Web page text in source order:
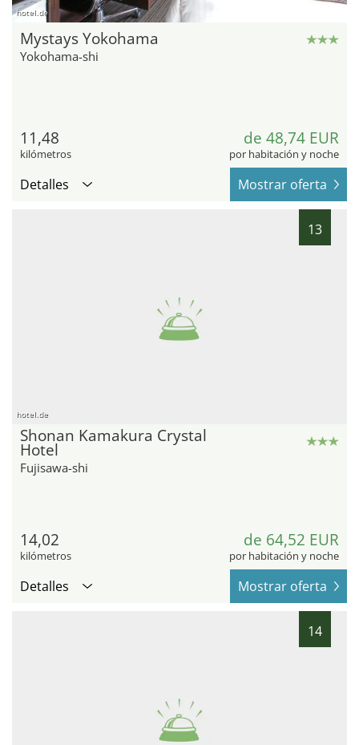
hotel.de
Mystays Yokohama
Yokohama-shi
11,48
kilómetros
de 48,74 EUR
por habitación y noche
Detalles Mostrar oferta
13
hotel.de
Shonan Kamakura Crystal
Hotel
Fujisawa-shi
14,02
kilómetros
de 64,52 EUR
por habitación y noche
Detalles Mostrar oferta
14